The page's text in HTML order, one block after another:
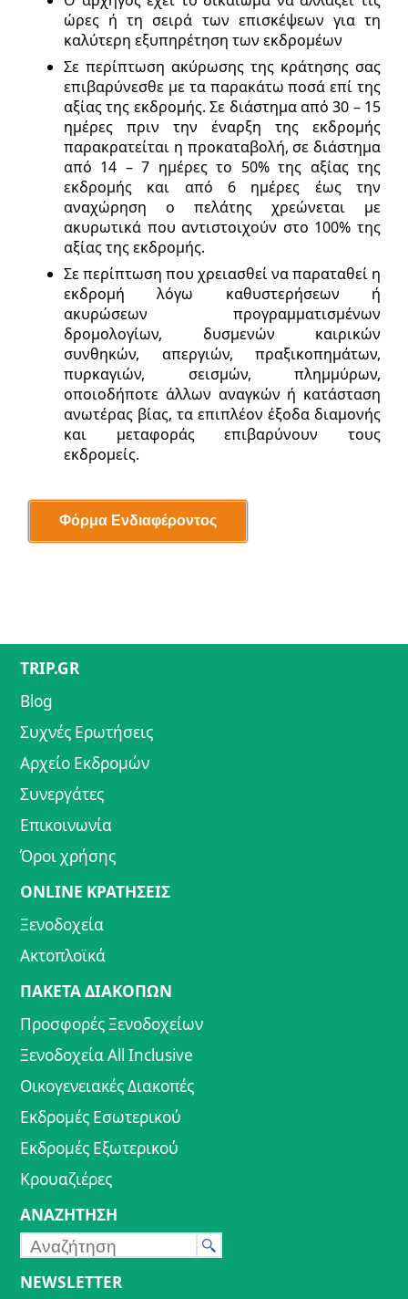
ώρες ή τη σειρά των επισκέψεων για τη
καλύτερη εξυπηρέτηση των εκδρομέων
Σε περίπτωση ακύρωσης της κράτησης σας
επιβαρύνεσθε με τα παρακάτω ποσά επί της
αξίας της εκδρομής. Σε διάστημα από 30 – 15
ημέρες πριν την έναρξη της εκδρομής
παρακρατείται η προκαταβολή, σε διάστημα
από 14 – 7 ημέρες το 50% της αξίας της
εκδρομής και από 6 ημέρες έως την
αναχώρηση ο πελάτης χρεώνεται με
ακυρωτικά που αντιστοιχούν στο 100% της
αξίας της εκδρομής.
Σε περίπτωση που χρειασθεί να παραταθεί η
εκδρομή λόγω καθυστερήσεων ή
ακυρώσεων προγραμματισμένων
δρομολογίων, δυσμενών καιρικών
συνθηκών, απεργιών, πραξικοπημάτων,
πυρκαγιών, σεισμών, πλημμύρων,
οποιοδήποτε άλλων αναγκών ή κατάσταση
ανωτέρας βίας, τα επιπλέον έξοδα διαμονής
και μεταφοράς επιβαρύνουν τους
εκδρομείς.
TRIP.GR
Blog
Συχνές Ερωτήσεις
Αρχείο Εκδρομών
Συνεργάτες
Επικοινωνία
Όροι χρήσης
ONLINE ΚΡΑΤΗΣΕΙΣ
Ξενοδοχεία
Ακτοπλοϊκά
ΠΑΚΕΤΑ ΔΙΑΚΟΠΩΝ
Προσφορές Ξενοδοχείων
Ξενοδοχεία All Inclusive
Οικογενειακές Διακοπές
Εκδρομές Εσωτερικού
Εκδρομές Εξωτερικού
Κρουαζιέρες
ΑΝΑΖΗΤΗΣΗ
NEWSLETTER